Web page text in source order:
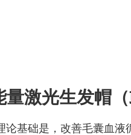
激光生发帽（
论基础是，改善毛囊血